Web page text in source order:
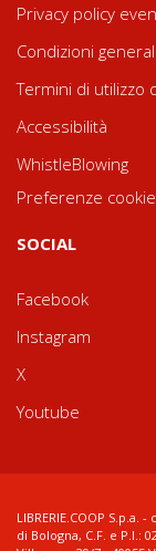
Privacy policy
Condizioni
Termini di utilizzo
Accessibilità
WhistleBlowing
Preferenze cookie
SOCIAL
Facebook
Instagram
X
Youtube
LIBRERIE.COOP
di Bologna, C.F. e P.I.: